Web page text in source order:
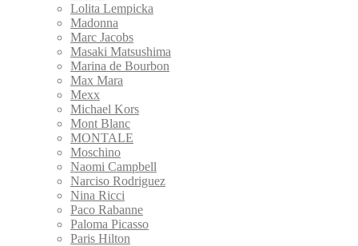
Lolita Lempicka
Madonna
Marc Jacobs
Masaki Matsushima
Marina de Bourbon
Max Mara
Mexx
Michael Kors
Mont Blanc
MONTALE
Moschino
Naomi Campbell
Narciso Rodriguez
Nina Ricci
Paco Rabanne
Paloma Picasso
Paris Hilton